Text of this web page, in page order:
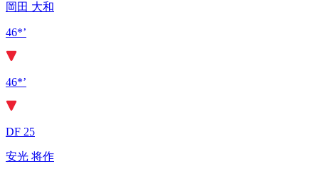
岡田 大和
46*’
46*’
DF 25
安光 将作